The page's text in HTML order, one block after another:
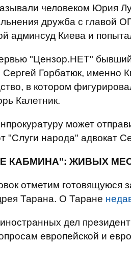
человеком Юрия
дружба с главой
админсуд Киева и
"Цензор.НЕТ"
Горбатюк, именно
в котором
Калетник.
может
"Слуги народа" адвокат
КАБМИНА": ЖИВЫХ
отметим
Тарана. О Таране
дел
европейской и